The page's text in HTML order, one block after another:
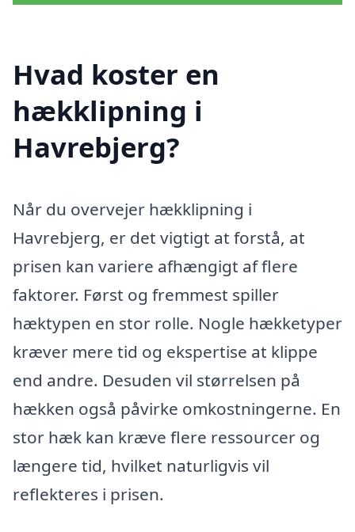
Hvad koster en
hækklipning i
Havrebjerg?
Når du overvejer hækklipning i
Havrebjerg, er det vigtigt at forstå, at
prisen kan variere afhængigt af flere
faktorer. Først og fremmest spiller
hæktypen en stor rolle. Nogle hækketyper
kræver mere tid og ekspertise at klippe
end andre. Desuden vil størrelsen på
hækken også påvirke omkostningerne. En
stor hæk kan kræve flere ressourcer og
længere tid, hvilket naturligvis vil
reflekteres i prisen.